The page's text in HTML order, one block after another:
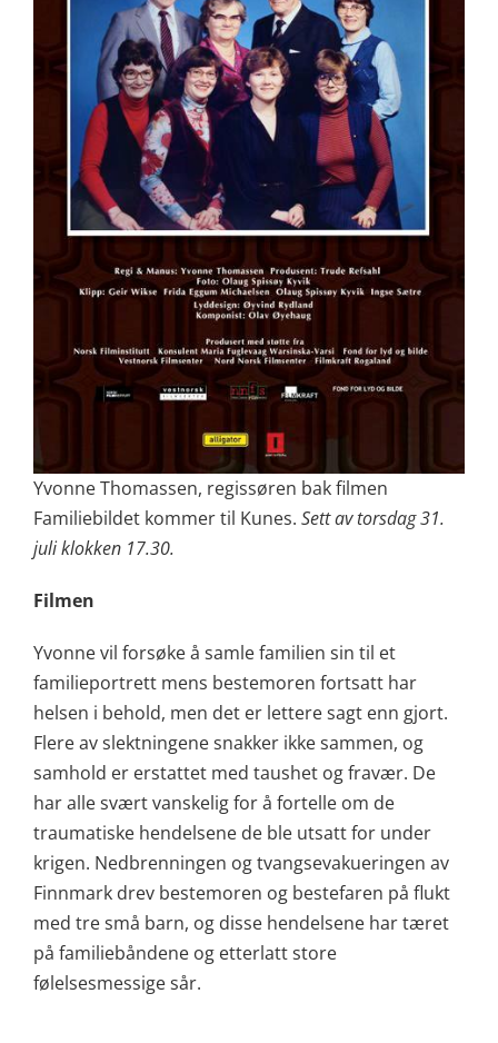
Yvonne Thomassen, regissøren bak filmen
Familiebildet kommer til Kunes. Sett av torsdag 31.
juli klokken 17.30.
Filmen
Yvonne vil forsøke å samle familien sin til et
familieportrett mens bestemoren fortsatt har
helsen i behold, men det er lettere sagt enn gjort.
Flere av slektningene snakker ikke sammen, og
samhold er erstattet med taushet og fravær. De
har alle svært vanskelig for å fortelle om de
traumatiske hendelsene de ble utsatt for under
krigen. Nedbrenningen og tvangsevakueringen av
Finnmark drev bestemoren og bestefaren på flukt
med tre små barn, og disse hendelsene har tæret
på familiebåndene og etterlatt store
følelsesmessige sår.